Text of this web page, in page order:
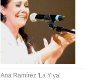
Ana Ramírez 'La Yiya'